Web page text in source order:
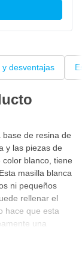
y desventajas
de resina de
y las piezas de
color blanco, tiene
masilla blanca
ni pequeños
rellenar el
hace que esta
una
aplicar